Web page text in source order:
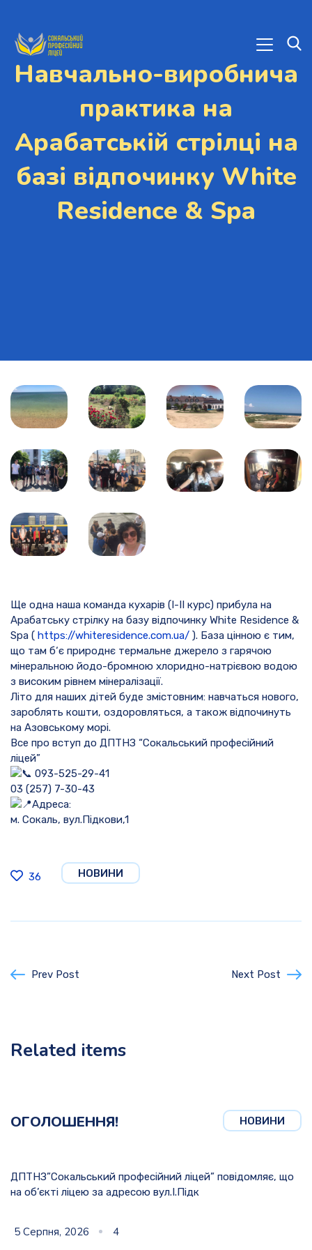
Навчально-виробнича
практика на
Арабатській стрілці на
базі відпочинку White
Residence & Spa
Ще одна наша команда кухарів (І-ІІ курс) прибула на
Арабатську стрілку на базу відпочинку White Residence &
Spa ( https://whiteresidence.com.ua/ ). База цінною є тим,
що там б‘є природнє термальне джерело з гарячою
мінеральною йодо-бромною хлоридно-натрієвою водою
з високим рівнем мінералізації.
Літо для наших дітей буде змістовним: навчаться нового,
зароблять кошти, оздоровляться, а також відпочинуть
на Азовському морі.
Все про вступ до ДПТНЗ “Сокальський професійний
ліцей”
093-525-29-41
03 (257) 7-30-43
Адреса:
м. Сокаль, вул.Підкови,1
36 НОВИНИ
Prev Post Next Post
Related items
НОВИНИ
ОГОЛОШЕННЯ!
ДПТНЗ”Сокальський професійний ліцей” повідомляє, що
на об’єкті ліцею за адресою вул.І.Підк
5 Серпня, 2026 4